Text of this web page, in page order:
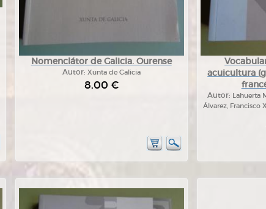
Nomenclátor de Galicia. Ourense
Autor: Xunta de Galicia
8,00 €
acuicultura
Autor: Lahuerta
Álvarez, Francisco